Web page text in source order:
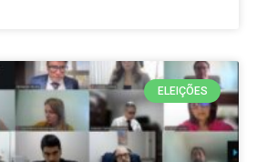
ELEIÇÕES